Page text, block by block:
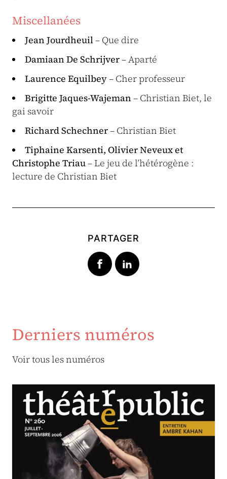
Miscellanées
Jean Jourdheuil– Que dire
Damiaan De Schrijver– Aparté
Laurence Equilbey– Cher professeur
Brigitte Jaques-Wajeman – Christian Biet, le
gai savoir
Richard Schechner– Christian Biet
Tiphaine Karsenti, Olivier Neveux et
Christophe Triau– Le jeu de l’hétérogène :
lecture de Christian Biet
PARTAGER
Derniers numéros
Voir tous les numéros